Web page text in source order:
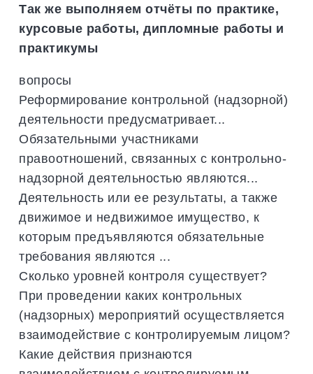
Так же выполняем отчёты по практике,
курсовые работы, дипломные работы и
практикумы
вопросы
Реформирование контрольной (надзорной)
деятельности предусматривает...
Обязательными участниками
правоотношений, связанных с контрольно-
надзорной деятельностью являются...
Деятельность или ее результаты, а также
движимое и недвижимое имущество, к
которым предъявляются обязательные
требования являются ...
Сколько уровней контроля существует?
При проведении каких контрольных
(надзорных) мероприятий осуществляется
взаимодействие с контролируемым лицом?
Какие действия признаются